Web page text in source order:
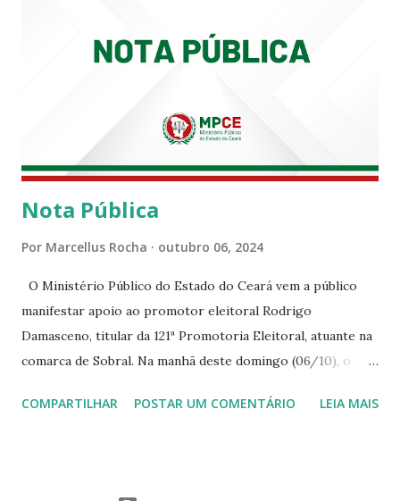
Nota Pública
Por Marcellus Rocha outubro 06, 2024
O Ministério Público do Estado do Ceará vem a público
manifestar apoio ao promotor eleitoral Rodrigo
Damasceno, titular da 121ª Promotoria Eleitoral, atuante na
comarca de Sobral. Na manhã deste domingo (06/10), o
integrava um grupo de apoiadores de um candidato a
COMPARTILHAR POSTAR UM COMENTÁRIO LEIA MAIS